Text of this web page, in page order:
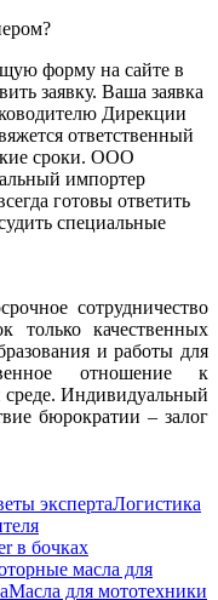
форму на сайте в
заявку. Ваша заявка
Дирекции
ответственный
сроки. ООО
импортер
готовы ответить
специальные
сотрудничество
только качественных
и работы для
отношение к
Индивидуальный
бюрократии – залог
экспертаЛогистика
в бочках
масла для
Масла для мототехники